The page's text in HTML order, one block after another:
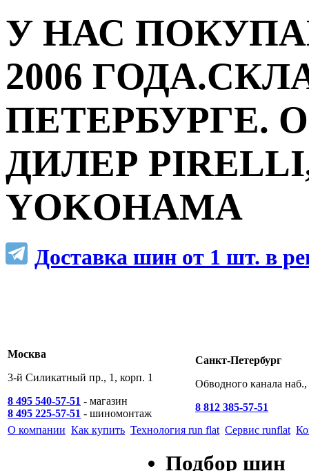
У НАС
2006
ПЕТЕРБУРГЕ.
ДИЛЕР
YOKOHAMA
Доставка шин от 1 шт. в
Москва
3-й Силикатный пр., 1, корп. 1
8 495 540-57-51 - магазин
8 495 225-57-51 - шиномонтаж
Санкт-Петербург
Обводного канала
8 812 385-57-51
О компании Как купить Технология run flat Сервис runflat
Подбор шин